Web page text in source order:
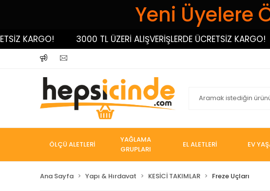
Yeni Üyelere
KARGO! 3000 TL ÜZERİ ALIŞVERİŞLERDE ÜCRETSİZ KARGO!
ÖLÇÜ ALETLERİ
YAĞLAMA
GRUPLARI
EL ALETLERİ EV
Ana Sayfa Yapı & Hırdavat KESİCİ TAKIMLAR Freze Uçları